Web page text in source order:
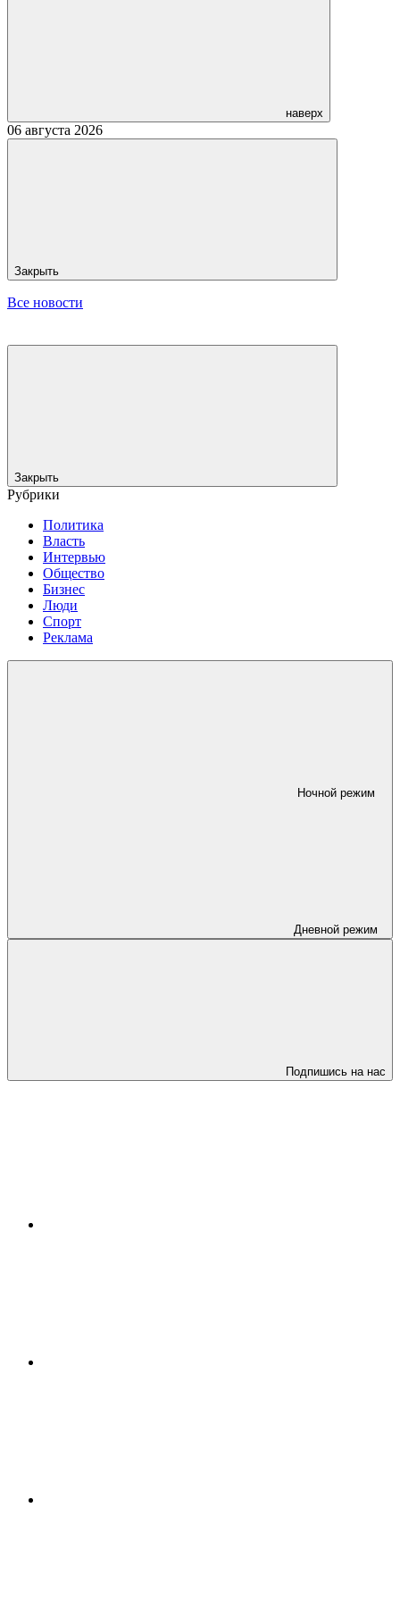
наверх
06 августа 2026
Закрыть
Все новости
Закрыть
Рубрики
Политика
Власть
Интервью
Общество
Бизнес
Люди
Спорт
Реклама
Ночной режим
Дневной режим
Подпишись на нас